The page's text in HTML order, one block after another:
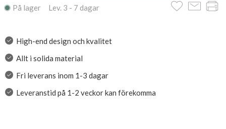
På lager Lev. 3 - 7 dagar
High-end design och kvalitet
Allt i solida material
Fri leverans inom 1-3 dagar
Leveranstid på 1-2 veckor kan förekomma